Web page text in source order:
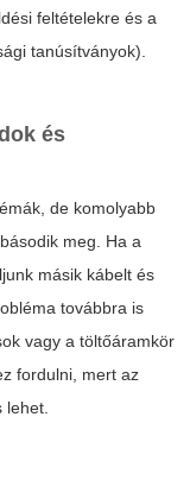
feltételekre és a
tanúsítványok).
és
de komolyabb
meg. Ha a
másik kábelt és
továbbra is
vagy a töltőáramkör
fordulni, mert az
lehet.